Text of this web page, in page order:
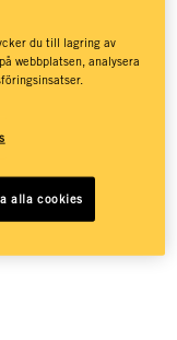
livslängd
du till lagring av
webbplatsen, analysera
alla cookies